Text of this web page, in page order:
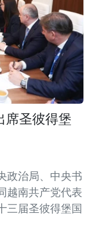
席圣彼得堡
政治局、中央书
越南共产党代表
三届圣彼得堡国